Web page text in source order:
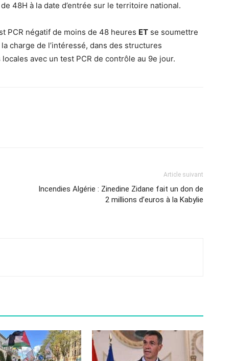
48H à la date d’entrée sur le territoire national.
PCR négatif de moins de 48 heures ET se soumettre
charge de l’intéressé, dans des structures
avec un test PCR de contrôle au 9e jour.
Article suivant
Incendies Algérie : Zinedine Zidane fait un don de
2 millions d’euros à la Kabylie